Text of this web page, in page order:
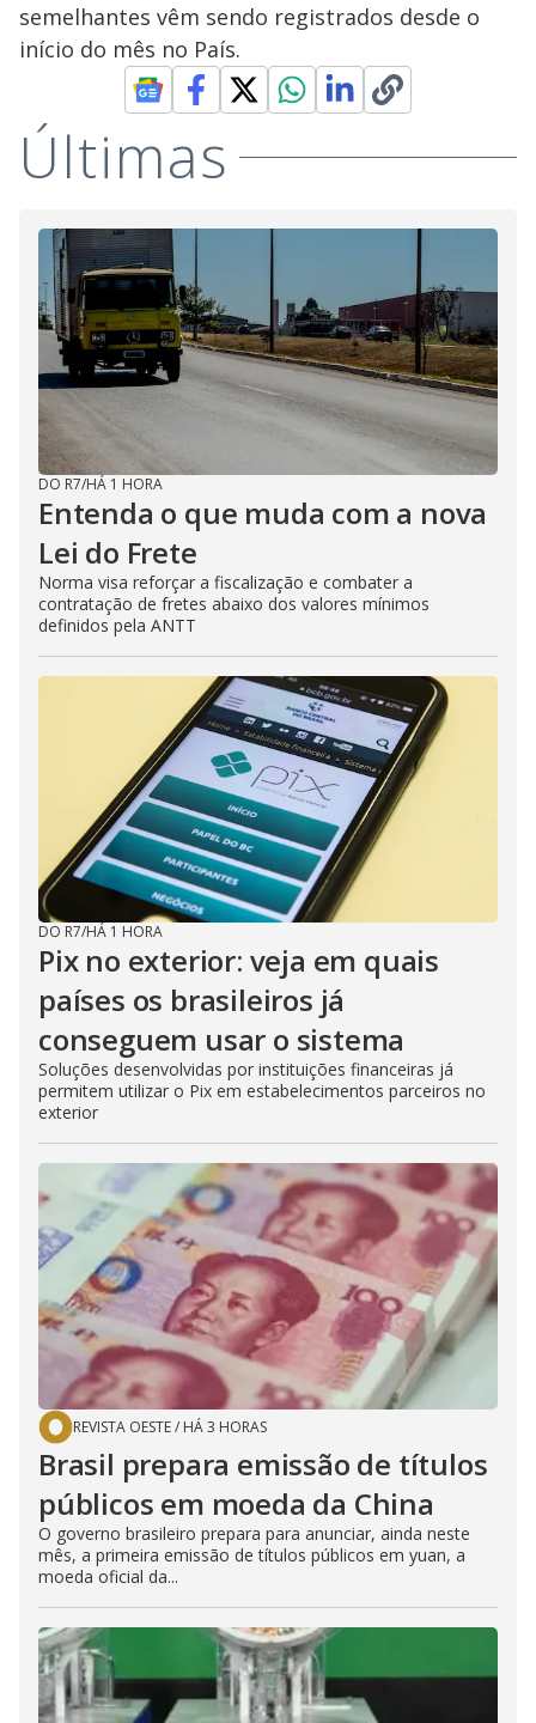
semelhantes vêm sendo registrados desde o
início do mês no País.
Últimas
DO R7/HÁ 1 HORA
Entenda o que muda com a nova
Lei do Frete
Norma visa reforçar a fiscalização e combater a
contratação de fretes abaixo dos valores mínimos
definidos pela ANTT
DO R7/HÁ 1 HORA
Pix no exterior: veja em quais
países os brasileiros já
conseguem usar o sistema
Soluções desenvolvidas por instituições financeiras já
permitem utilizar o Pix em estabelecimentos parceiros no
exterior
REVISTA OESTE/ HÁ 3 HORAS
Brasil prepara emissão de títulos
públicos em moeda da China
O governo brasileiro prepara para anunciar, ainda neste
mês, a primeira emissão de títulos públicos em yuan, a
moeda oficial da...